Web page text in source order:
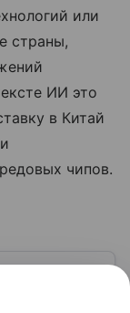
или
страны,
ИИ это
в Китай
чипов.